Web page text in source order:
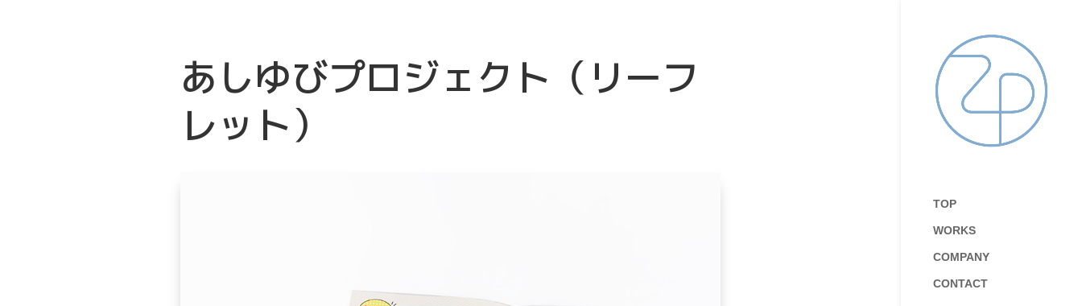
TOP
WORKS
COMPANY
CONTACT
あしゆびプロジェクト（リーフ
レット）